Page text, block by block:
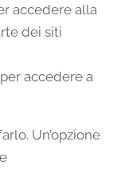
accedere alla
dei siti
accedere a
Un’opzione